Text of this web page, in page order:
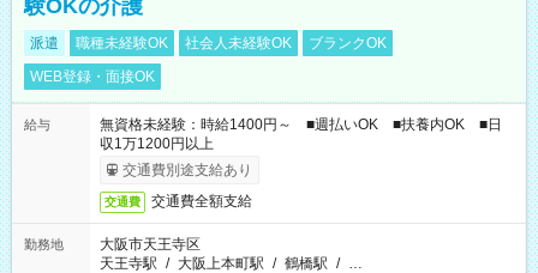
験OKの介護
派遣 職種未経験OK 社会人未経験OK
ブランクOK
WEB登録・面接OK
給与
無資格未経験：時給1400円～ ■週払いOK ■扶養内OK ■日
収1万1200円以上
交通費別途支給あり
交通費 交通費全額支給
勤務地
大阪市天王寺区
天王寺駅 / 大阪上本町駅 / 鶴橋駅 / …